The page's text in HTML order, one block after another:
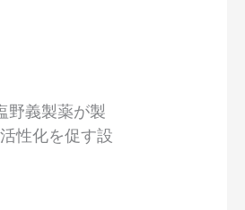
野義製薬が製
性化を促す設